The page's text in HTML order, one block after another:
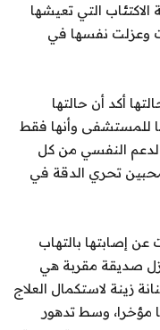
التي تعيشها
وعزلت نفسها في
أكد أن حالتها
للمستشفى وأنها فقط
النفسي من كل
تحري الدقة في
عن إصابتها بالتهاب
صديقة مقربة هي
زينة لاستكمال العلاج
مؤخرا، وسط تدهور